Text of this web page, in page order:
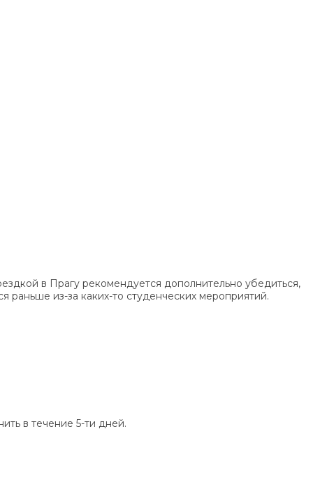
в Прагу рекомендуется дополнительно убедиться,
из-за каких-то студенческих мероприятий.
в течение 5-ти дней.